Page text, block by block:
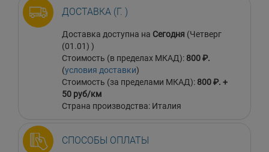
ДОСТАВКА (Г. )
Доставка доступна на Сегодня (Четверг
(01.01) )
Стоимость (в пределах МКАД): 800 ₽.
(условия доставки)
Стоимость (за пределами МКАД): 800 ₽. +
50 руб/км
Страна производства: Италия
СПОСОБЫ ОПЛАТЫ